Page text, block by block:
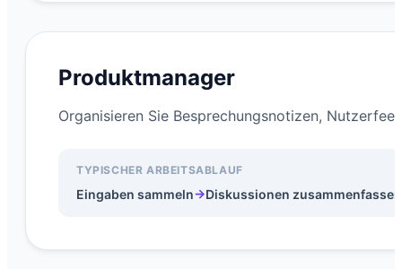
Produktmanager
Organisieren Sie Besprechungsnotizen,
TYPISCHER ARBEITSABLAUF
Eingaben sammeln→Diskussionen zusammenfassen